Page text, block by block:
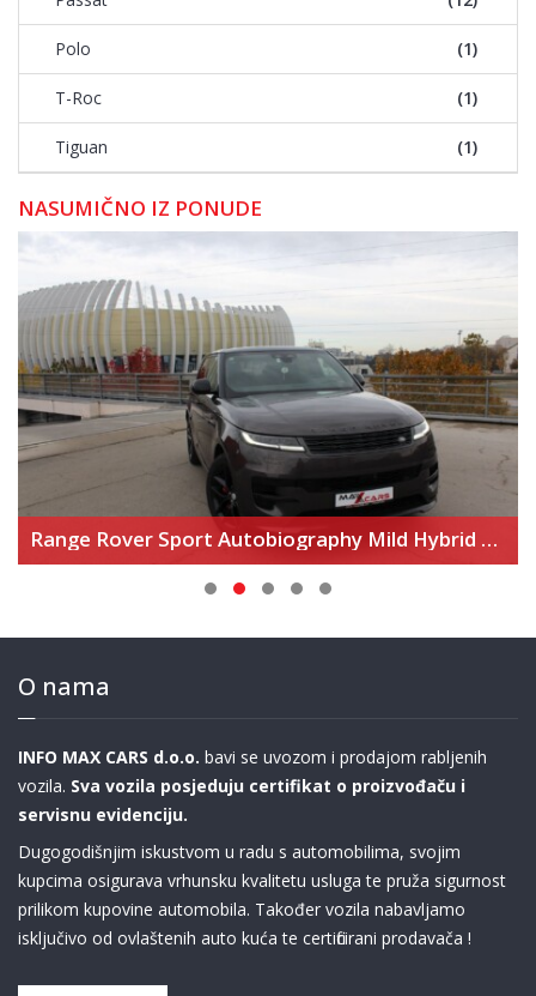
Polo (1)
T-Roc (1)
Tiguan (1)
NASUMIČNO IZ PONUDE
Range Rover Sport Autobiography Mild Hybrid – Novi model
O nama
INFO MAX CARS d.o.o. bavi se uvozom i prodajom rabljenih
vozila. Sva vozila posjeduju certifikat o proizvođaču i
servisnu evidenciju.
Dugogodišnjim iskustvom u radu s automobilima, svojim
kupcima osigurava vrhunsku kvalitetu usluga te pruža sigurnost
prilikom kupovine automobila. Također vozila nabavljamo
isključivo od ovlaštenih auto kuća te certificirani prodavača !